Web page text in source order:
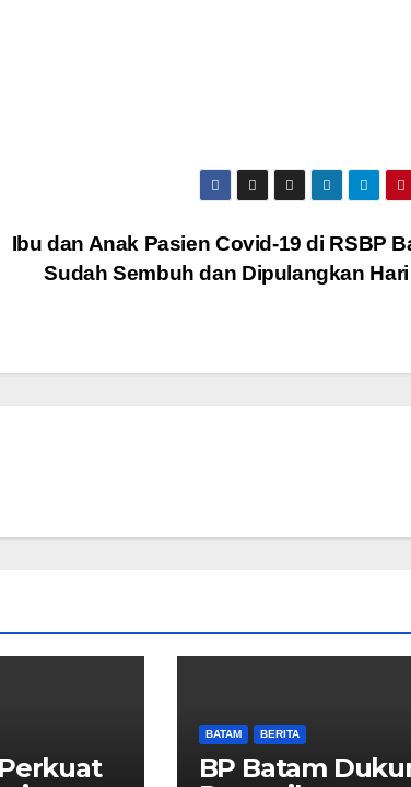
Ibu dan Anak Pasien Covid-19 di RSBP
Sudah Sembuh dan Dipulangkan
BATAM BERITA
BP Batam